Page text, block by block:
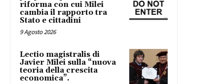
riforma con cui Milei
cambia il rapporto tra
Stato e cittadini
9 Agosto 2026
Lectio magistralis di
Javier Milei sulla “nuova
teoria della crescita
economica”.